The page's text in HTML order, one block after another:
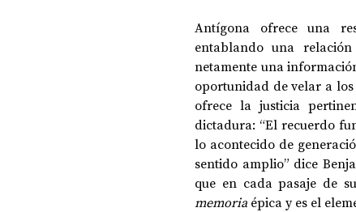
Antígona ofrece una
entablando una
netamente una
oportunidad de velar a
ofrece la justicia
dictadura: “El recuerdo
lo acontecido de
sentido amplio” dice
memoria épica y es el